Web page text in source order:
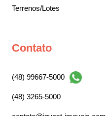
Terrenos/Lotes
Contato
(48) 99667-5000
(48) 3265-5000